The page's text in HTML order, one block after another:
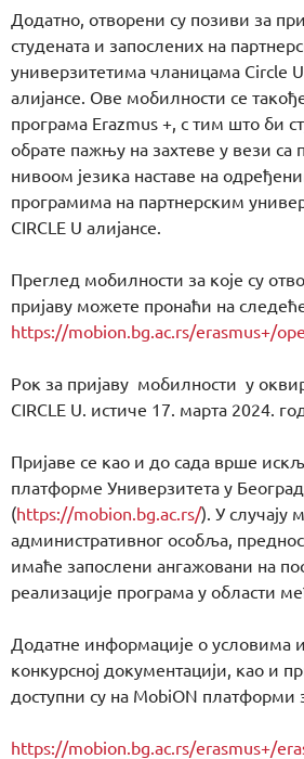
Додатно, отворени су позиви за
студената и запослених на
универзитетима чланицама Circle
алијансе. Ове мобилности се
програма Erazmus +, с тим што би
обрате пажњу на захтеве у вези
нивоом језика наставе на
програмима на партнерским
CIRCLE U алијансе.
Преглед мобилности за које су
пријаву можете пронаћи на
https://mobion.bg.ac.rs/erasmus+/
Рок за пријаву мобилности у
CIRCLE U. истиче 17. марта 2024.
Пријаве се као и до сада врше
платформе Универзитета у
(https://mobion.bg.ac.rs/). У случају
административног особља,
имаће запослени ангажовани на
реализације програма у области
Додатне информације о условима
конкурсној документацији, као и
доступни су на MobiON платформи
https://mobion.bg.ac.rs/erasmus+/